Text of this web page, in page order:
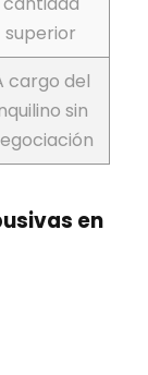
superior
cargo del
sin
en